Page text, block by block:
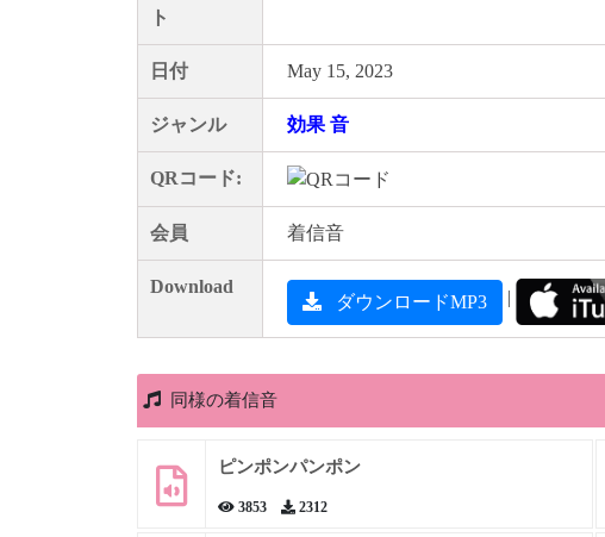
ト
日付 May 15, 2023
ジャンル 効果 音
QRコード:
会員 着信音
Download
ダウンロードMP3 |
同様の着信音
ピンポンパンポン
3853 2312